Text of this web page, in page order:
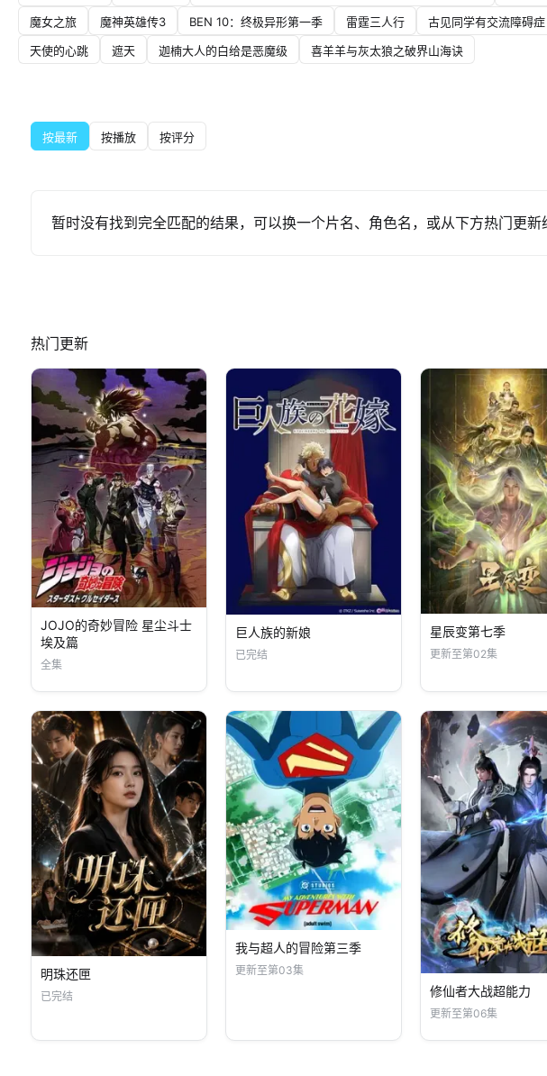
魔女之旅
魔神英雄传3 BEN 10：终极异形第一季 雷霆三人行 古见同学有交流障碍症
天使的心跳 遮天 迦楠大人的白给是恶魔级 喜羊羊与灰太狼之破界山海诀
按最新 按播放 按评分
暂时没有找到完全匹配的结果，可以换一个片名、角色名，或从下方热门更新
热门更新
JOJO的奇妙冒险 星尘斗士
埃及篇
全集
巨人族的新娘
已完结
星辰变第七季
更新至第02集
明珠还匣
已完结
我与超人的冒险第三季
更新至第03集
修仙者大战超能力
更新至第06集